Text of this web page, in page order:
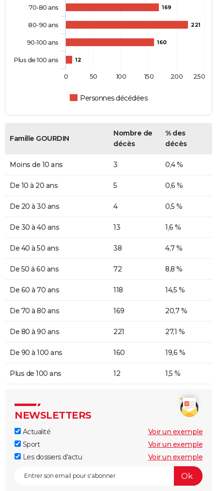
169
221
160
12
Personnes décédées
70-80 ans
80-90 ans
90-100 ans
Plus de 100 ans
0 50 100 150 200 250
Famille GOURDIN
Nombre de
décès
% des
décès
Moins de 10 ans 3 0,4 %
De 10 à 20 ans 5 0,6 %
De 20 à 30 ans 4 0,5 %
De 30 à 40 ans 13 1,6 %
De 40 à 50 ans 38 4,7 %
De 50 à 60 ans 72 8,8 %
De 60 à 70 ans 118 14,5 %
De 70 à 80 ans 169 20,7 %
De 80 à 90 ans 221 27,1 %
De 90 à 100 ans 160 19,6 %
Plus de 100 ans 12 1,5 %
NEWSLETTERS
Actualité
Voir un exemple
Sport
Voir un exemple
Les dossiers d'actu
Voir un exemple